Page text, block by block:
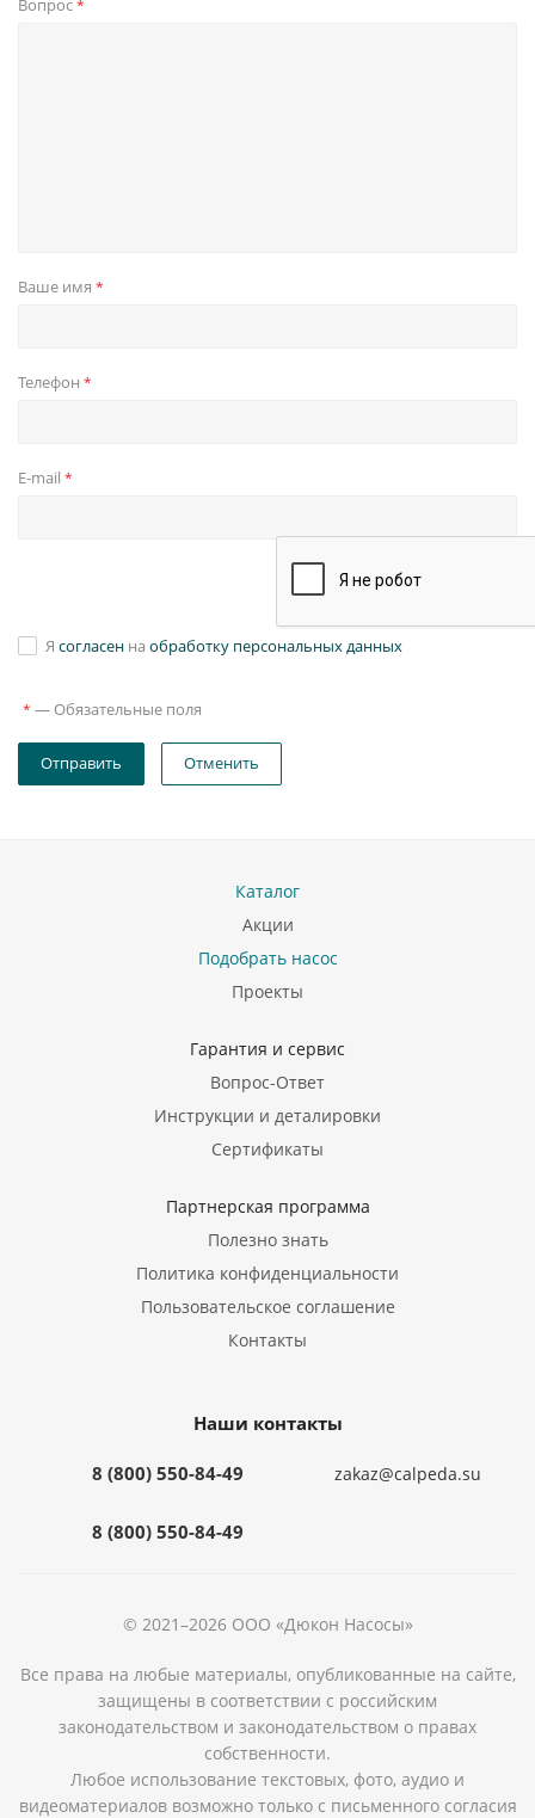
Вопрос*
Ваше имя *
Телефон *
E-mail *
Я согласен на обработку персональных данных
* — Обязательные поля
Отправить Отменить
Каталог
Акции
Подобрать насос
Проекты
Гарантия и сервис
Вопрос-Ответ
Инструкции и деталировки
Сертификаты
Партнерская программа
Полезно знать
Политика конфиденциальности
Пользовательское соглашение
Контакты
Наши контакты
8 (800) 550-84-49
8 (800) 550-84-49
zakaz@calpeda.su
© 2021–2026 ООО «Дюкон Насосы»
Все права на любые материалы, опубликованные на сайте,
защищены в соответствии с российским
законодательством и законодательством о правах
собственности.
Любое использование текстовых, фото, аудио и
видеоматериалов возможно только с письменного согласия